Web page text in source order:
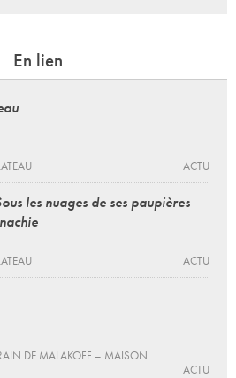
En lien
ACTU
les nuages de ses paupières
ACTU
DE MALAKOFF – MAISON
ACTU